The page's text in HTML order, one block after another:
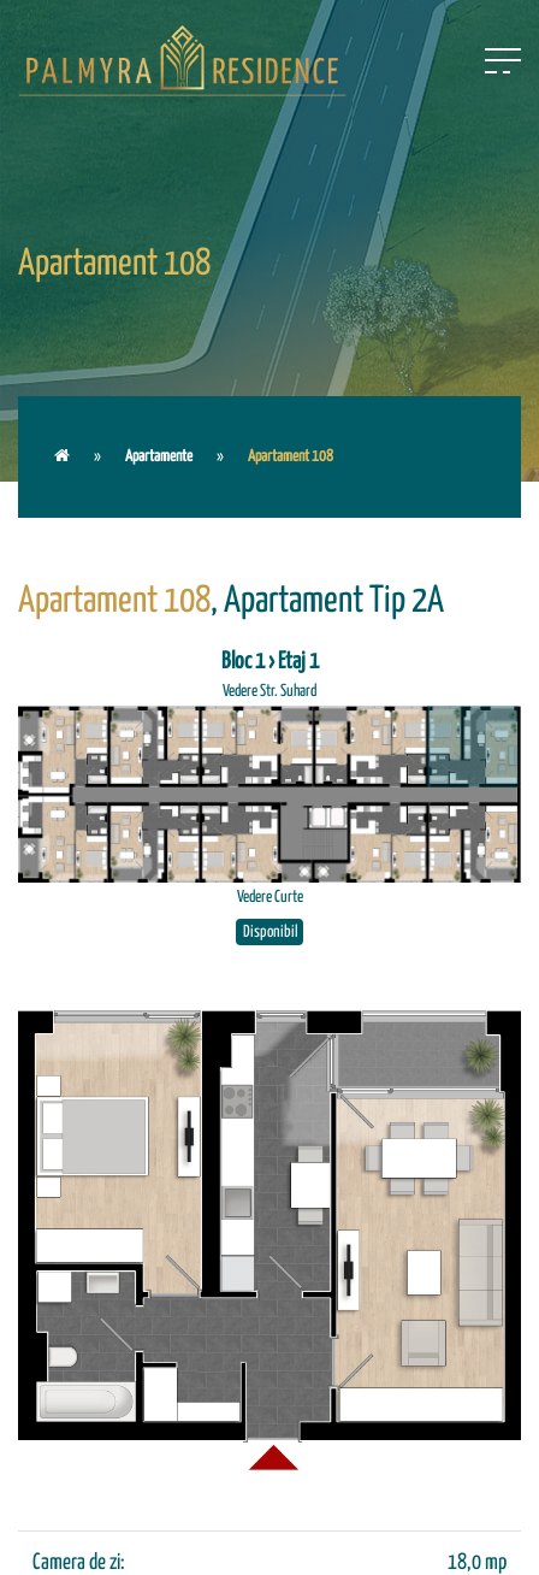
Apartament 108
Apartamente Apartament 108
Apartament 108, Apartament Tip 2A
Bloc 1 › Etaj 1
Vedere Str. Suhard
Vedere Curte
Disponibil
Camera de zi: 18,0 mp